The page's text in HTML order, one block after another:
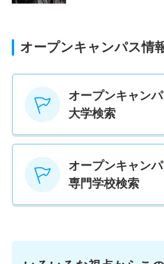
オープンキャンパス情
オープンキャン
大学検索
オープンキャン
専門学校検索